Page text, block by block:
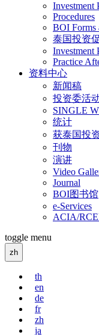
Investment
Procedures
BOI Forms
泰国投资
Investment
Practice
资料中心
新闻稿
投资委活
SINGLE
统计
获泰国投
刊物
演讲
Video
Journal
BOI图书馆
e-Services
ACIA/
toggle menu
zh
th
en
de
fr
zh
ja